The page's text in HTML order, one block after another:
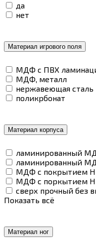
да
нет
Материал игрового поля
МДФ с ПВХ
МДФ, металл
нержавеющая сталь
поликрбонат
Материал корпуса
ламинированный
ламинированный
МДФ с покрытием
МДФ с поркытием
сверх прочный без
Показать всё
Материал ног